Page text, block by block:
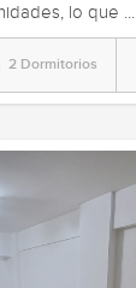
lo que ...
2 Dormitorios